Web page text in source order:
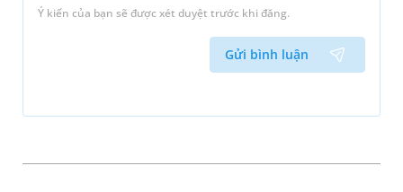
Ý kiến của bạn sẽ được xét duyệt trước khi đăng.
Gửi bình luận